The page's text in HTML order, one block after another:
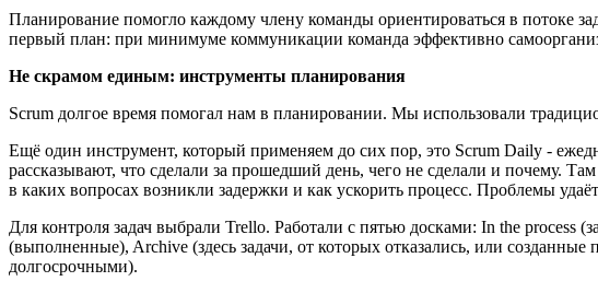
Планирование помогло каждому члену команды ориентироваться в потоке
первый план: при минимуме коммуникации команда эффективно
Не скрамом единым: инструменты планирования
Scrum долгое время помогал нам в планировании. Мы использовали
Ещё один инструмент, который применяем до сих пор, это Scrum Daily -
рассказывают, что сделали за прошедший день, чего не сделали и почему.
в каких вопросах возникли задержки и как ускорить процесс. Проблемы
Для контроля задач выбрали Trello. Работали с пятью досками: In the process
(выполненные), Archive (здесь задачи, от которых отказались, или
долгосрочными).